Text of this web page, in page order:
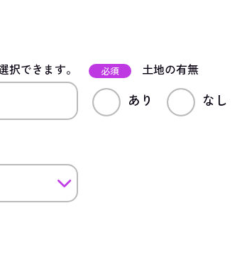
できます。 必須 土地の有無
あり なし